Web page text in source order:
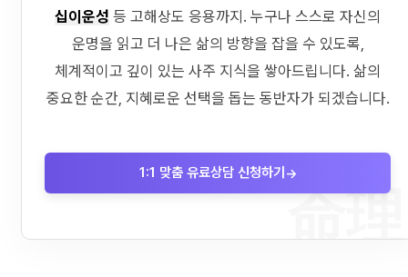
命理
십이운성 등 고해상도 응용까지. 누구나 스스로 자신의
운명을 읽고 더 나은 삶의 방향을 잡을 수 있도록,
체계적이고 깊이 있는 사주 지식을 쌓아드립니다. 삶의
중요한 순간, 지혜로운 선택을 돕는 동반자가 되겠습니다.
1:1 맞춤 유료상담 신청하기 →